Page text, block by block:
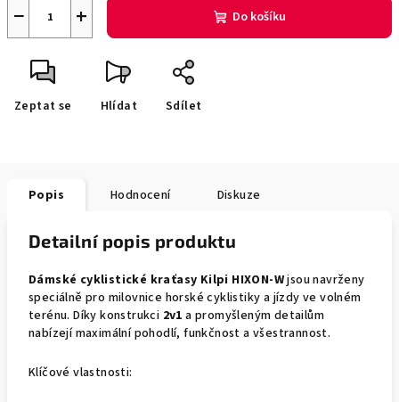
+
− Do košíku
Zeptat se Hlídat Sdílet
Popis Hodnocení Diskuze
Detailní popis produktu
Dámské cyklistické kraťasy Kilpi HIXON-Wjsou navrženy
speciálně pro milovnice horské cyklistiky a jízdy ve volném
terénu. Díky konstrukci 2v1 a promyšleným detailům
nabízejí maximální pohodlí, funkčnost a všestrannost.
Klíčové vlastnosti: